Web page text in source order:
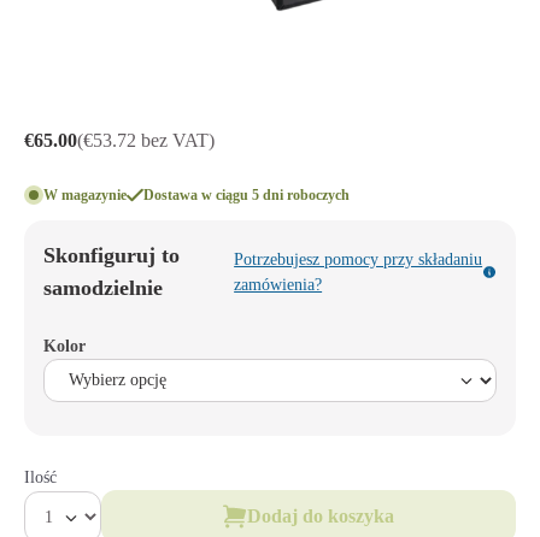
€65.00(€53.72 bez VAT)
W magazynie Dostawa w ciągu 5 dni roboczych
Skonfiguruj to
samodzielnie
Potrzebujesz pomocy przy składaniu
zamówienia?
Kolor
Ilość
Dodaj do koszyka